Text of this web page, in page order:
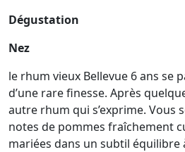
Dégustation
Nez
le rhum vieux Bellevue 6 ans se
d’une rare finesse. Après
autre rhum qui s’exprime. Vous
notes de pommes fraîchement
mariées dans un subtil équilibre